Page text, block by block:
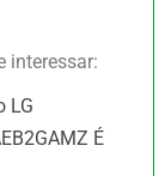
interessar:
LG
É